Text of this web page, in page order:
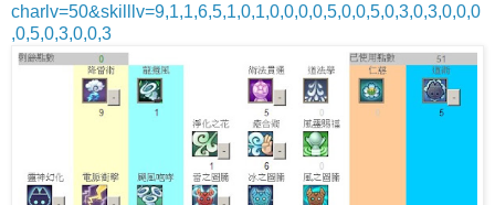
charlv=50&skilllv=9,1,1,6,5,1,0,1,0,0,0,0,5,0,0,5,0,3,0,3,0,0,0
,0,5,0,3,0,0,3